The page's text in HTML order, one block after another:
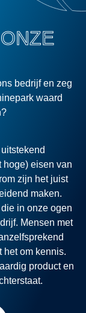
bedrijf en zeg
waard
hoge) eisen van
zijn het juist
maken.
in onze ogen
Mensen met
het om kennis.
product en